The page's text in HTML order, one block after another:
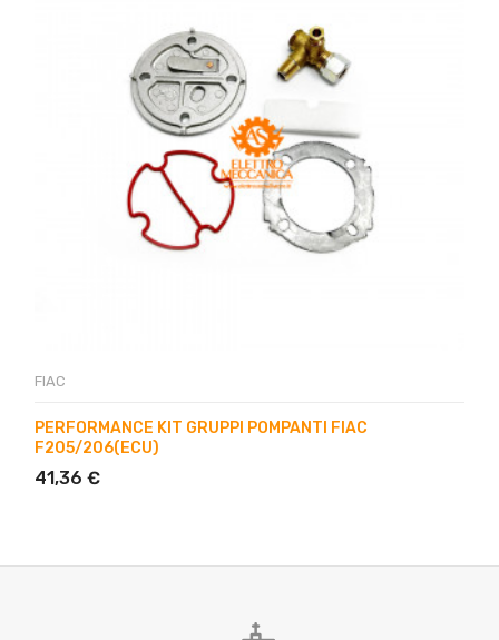
FIAC
PERFORMANCE KIT GRUPPI POMPANTI FIAC
F205/206(ECU)
41,36 €